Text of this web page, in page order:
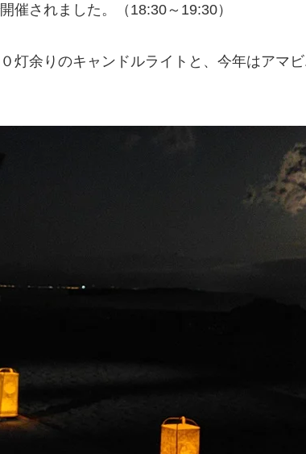
催されました。（18:30～19:30）
灯余りのキャンドルライトと、今年はアマ